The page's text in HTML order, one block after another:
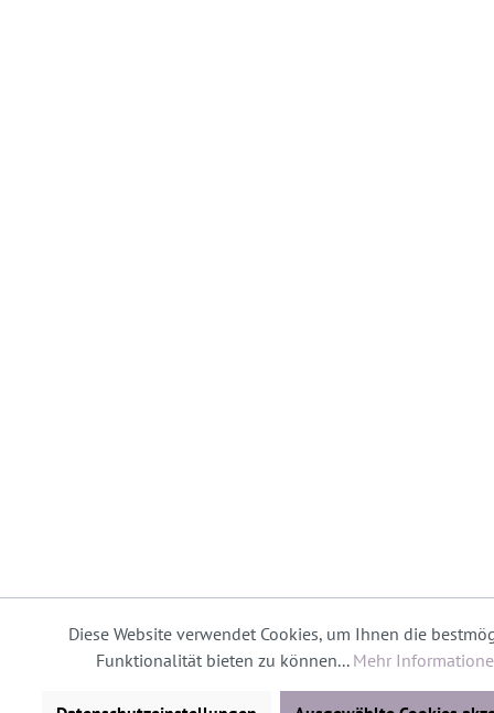
Diese Website verwendet Cookies, um Ihnen die
Funktionalität bieten zu können... Mehr